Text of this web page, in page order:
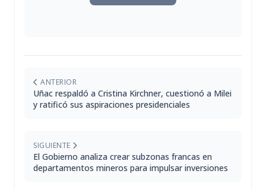
ANTERIOR
Uñac respaldó a Cristina Kirchner, cuestionó a Milei
y ratificó sus aspiraciones presidenciales
SIGUIENTE
El Gobierno analiza crear subzonas francas en
departamentos mineros para impulsar inversiones